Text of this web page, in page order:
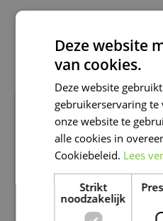
13 99
Beschikbaar in Famiflora
Onze Happy Deals zijn
Deze website
van cookies.
Deze website
gebruikerservaring
onze website te
alle cookies in
Cookiebeleid. Lees
Strikt
noodzakelijk